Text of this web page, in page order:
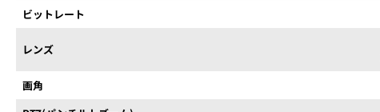
ビットレート
レンズ
画角